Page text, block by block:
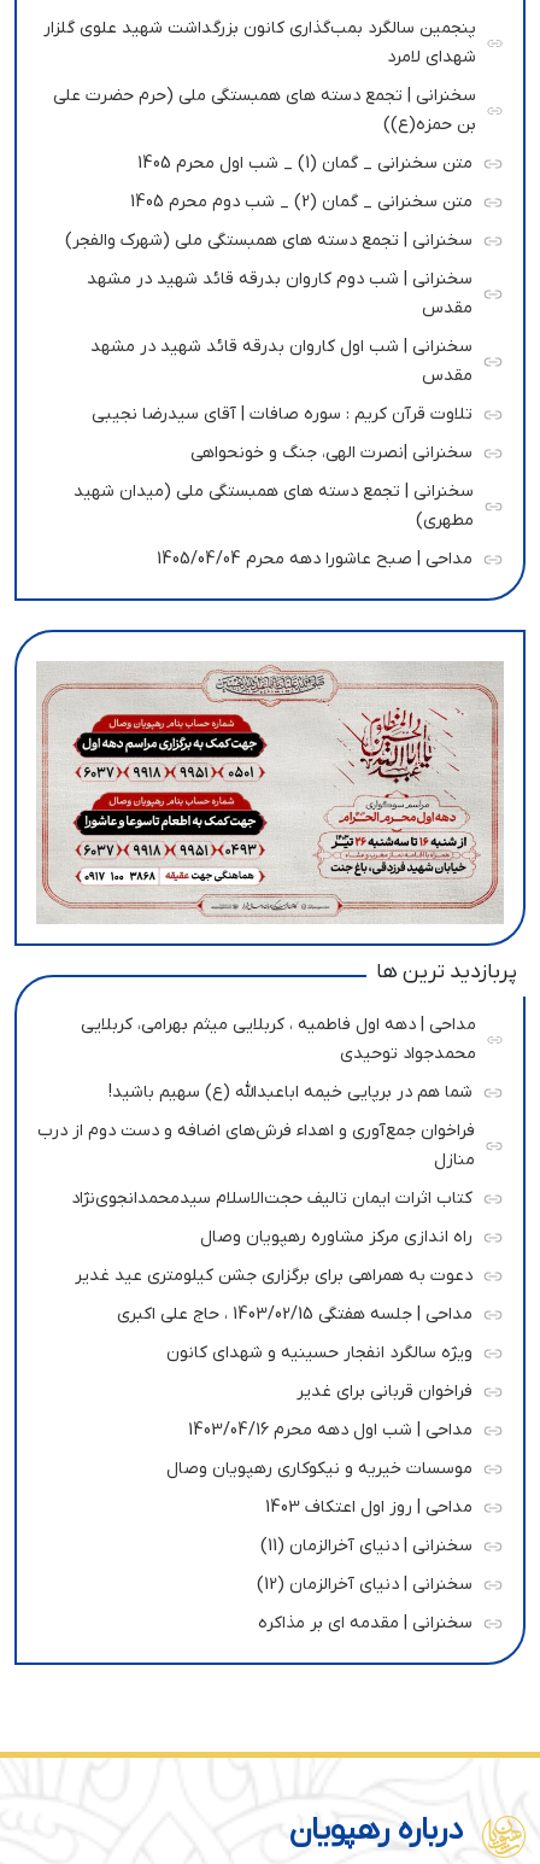
پنجمین سالگرد بمب‌گذاری کانون بزرگداشت شهید علوی گلزار
شهدای لامرد
سخنرانی | تجمع دسته های همبستگی ملی (حرم حضرت علی
بن حمزه(ع))
متن سخنرانی _ گمان (1) _ شب اول محرم 1405
متن سخنرانی _ گمان (2) _ شب دوم محرم 1405
سخنرانی | تجمع دسته های همبستگی ملی (شهرک والفجر)
سخنرانی | شب دوم کاروان بدرقه قائد شهید در مشهد
مقدس
سخنرانی | شب اول کاروان بدرقه قائد شهید در مشهد
مقدس
تلاوت قرآن کریم : سوره صافات | آقای سیدرضا نجیبی
سخنرانی |نصرت الهی، جنگ و خونحواهی
سخنرانی | تجمع دسته های همبستگی ملی (میدان شهید
مطهری)
مداحی | صبح عاشورا دهه محرم 1405/04/04
پربازدید ترین ها
مداحی | دهه اول فاطمیه ، کربلایی میثم بهرامی، کربلایی
محمدجواد توحیدی
شما هم در برپایی خیمه اباعبدالله (ع) سهیم باشید!
فراخوان جمع‌آوری و اهداء فرش‌های اضافه و دست دوم از درب
منازل
کتاب اثرات ایمان تالیف حجت‌الاسلام سیدمحمدانجوی‌نژاد
راه اندازی مرکز مشاوره رهپویان وصال
دعوت به همراهی برای برگزاری جشن کیلومتری عید غدیر
مداحی | جلسه هفتگی 1403/02/15 ، حاج علی اکبری
ویژه سالگرد انفجار حسینیه و شهدای کانون
فراخوان قربانی برای غدیر
مداحی | شب اول دهه محرم 1403/04/16
موسسات خیریه و نیکوکاری رهپویان وصال
مداحی | روز اول اعتکاف 1403
سخنرانی | دنیای آخرالزمان (11)
سخنرانی | دنیای آخرالزمان (12)
سخنرانی | مقدمه ای بر مذاکره
درباره رهپویان